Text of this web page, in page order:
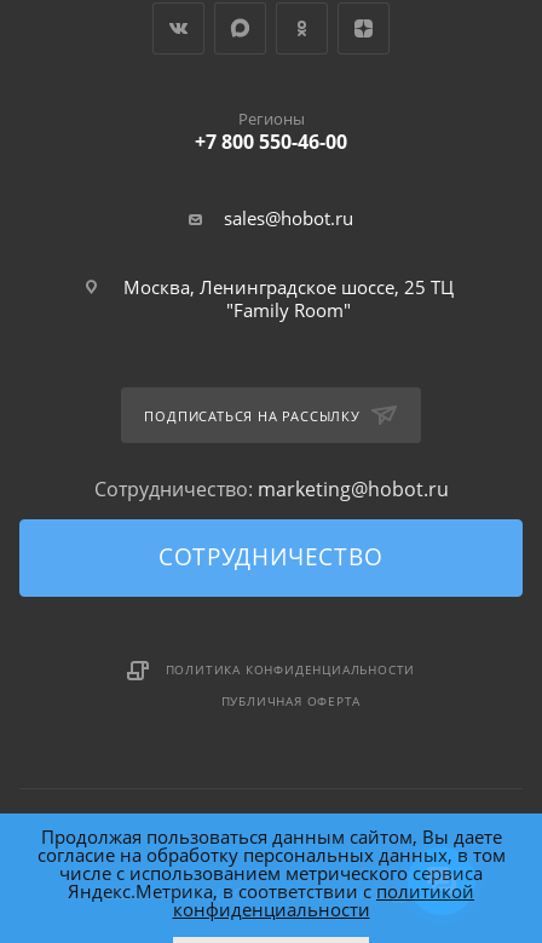
Регионы
+7 800 550-46-00
sales@hobot.ru
Москва, Ленинградское шоссе, 25 ТЦ
"Family Room"
ПОДПИСАТЬСЯ НА РАССЫЛКУ
Сотрудничество: marketing@hobot.ru
СОТРУДНИЧЕСТВО
ПОЛИТИКА КОНФИДЕНЦИАЛЬНОСТИ
ПУБЛИЧНАЯ ОФЕРТА
2026 © HOBOT (HOme roBOT) Technology Inc.
Продолжая пользоваться данным сайтом, Вы даете
согласие на обработку персональных данных, в том
числе с использованием метрического сервиса
Яндекс.Метрика, в соответствии с политикой
конфиденциальности